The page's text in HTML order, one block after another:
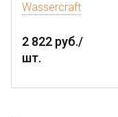
Wassercraft
2 822 руб./
шт.